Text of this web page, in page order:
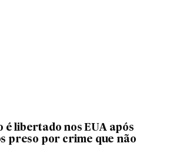
é libertado nos EUA após
preso por crime que não